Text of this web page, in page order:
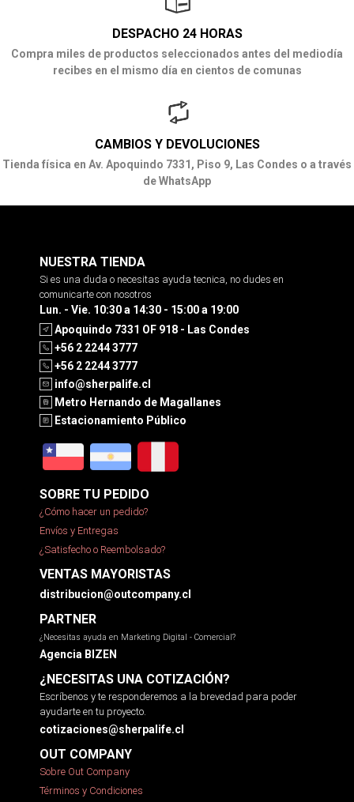
DESPACHO 24 HORAS
Compra miles de productos seleccionados antes del mediodía
recibes en el mismo día en cientos de comunas
CAMBIOS Y DEVOLUCIONES
Tienda física en Av. Apoquindo 7331, Piso 9, Las Condes o a través
de WhatsApp
NUESTRA TIENDA
Si es una duda o necesitas ayuda tecnica, no dudes en
comunicarte con nosotros
Lun. - Vie. 10:30 a 14:30 - 15:00 a 19:00
Apoquindo 7331 OF 918 - Las Condes
+56 2 2244 3777
+56 2 2244 3777
info@sherpalife.cl
Metro Hernando de Magallanes
Estacionamiento Público
SOBRE TU PEDIDO
¿Cómo hacer un pedido?
Envíos y Entregas
¿Satisfecho o Reembolsado?
VENTAS MAYORISTAS
distribucion@outcompany.cl
PARTNER
¿Necesitas ayuda en Marketing Digital - Comercial?
Agencia BIZEN
¿NECESITAS UNA COTIZACIÓN?
Escríbenos y te responderemos a la brevedad para poder
ayudarte en tu proyecto.
cotizaciones@sherpalife.cl
OUT COMPANY
Sobre Out Company
Términos y Condiciones